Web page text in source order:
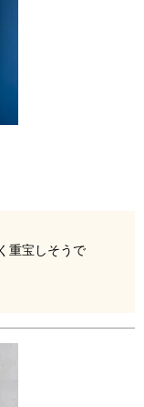
重宝しそうで